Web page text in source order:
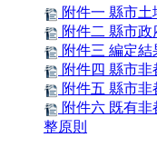
附件一 縣市
附件二 縣市
附件三 編定結
附件四 縣市
附件五 縣市
附件六 既有
整原則